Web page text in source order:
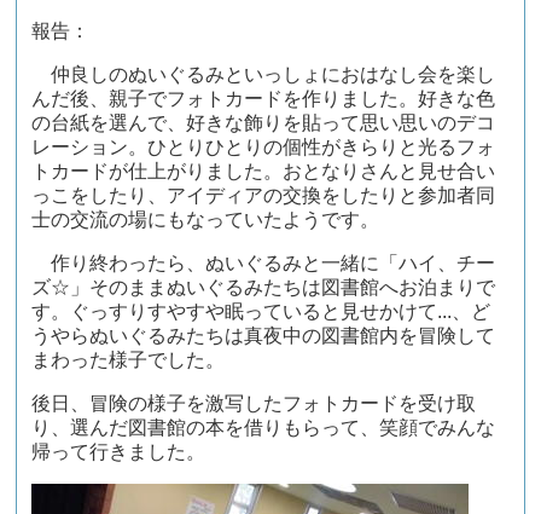
報告：
仲良しのぬいぐるみといっしょにおはなし会を楽し
んだ後、親子でフォトカードを作りました。好きな色
の台紙を選んで、好きな飾りを貼って思い思いのデコ
レーション。ひとりひとりの個性がきらりと光るフォ
トカードが仕上がりました。おとなりさんと見せ合い
っこをしたり、アイディアの交換をしたりと参加者同
士の交流の場にもなっていたようです。
作り終わったら、ぬいぐるみと一緒に「ハイ、チー
ズ☆」そのままぬいぐるみたちは図書館へお泊まりで
す。ぐっすりすやすや眠っていると見せかけて...、ど
うやらぬいぐるみたちは真夜中の図書館内を冒険して
まわった様子でした。
後日、冒険の様子を激写したフォトカードを受け取
り、選んだ図書館の本を借りもらって、笑顔でみんな
帰って行きました。